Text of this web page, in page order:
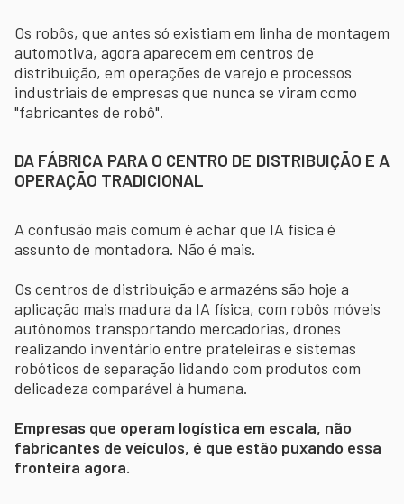
Os robôs, que antes só existiam em linha de montagem
automotiva, agora aparecem em centros de
distribuição, em operações de varejo e processos
industriais de empresas que nunca se viram como
"fabricantes de robô".
DA FÁBRICA PARA O CENTRO DE DISTRIBUIÇÃO E A
OPERAÇÃO TRADICIONAL
A confusão mais comum é achar que IA física é
assunto de montadora. Não é mais.
Os centros de distribuição e armazéns são hoje a
aplicação mais madura da IA física, com robôs móveis
autônomos transportando mercadorias, drones
realizando inventário entre prateleiras e sistemas
robóticos de separação lidando com produtos com
delicadeza comparável à humana.
Empresas que operam logística em escala, não
fabricantes de veículos, é que estão puxando essa
fronteira agora.